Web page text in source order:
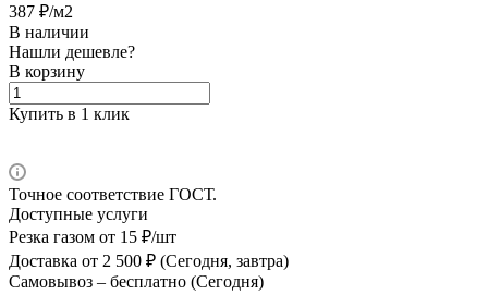
387 ₽/м2
В наличии
Нашли дешевле?
В корзину
Купить в 1 клик
Точное соответствие ГОСТ.
Доступные услуги
Резка газом от 15 ₽/шт
Доставка от 2 500 ₽ (Сегодня, завтра)
Самовывоз – бесплатно (Сегодня)